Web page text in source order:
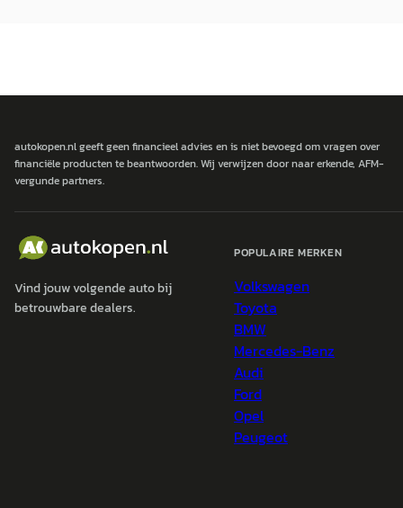
autokopen.nl geeft geen financieel advies en is niet bevoegd om vragen over
financiële producten te beantwoorden. Wij verwijzen door naar erkende, AFM-
vergunde partners.
Vind jouw volgende auto bij
betrouwbare dealers.
POPULAIRE MERKEN
Volkswagen
Toyota
BMW
Mercedes-Benz
Audi
Ford
Opel
Peugeot